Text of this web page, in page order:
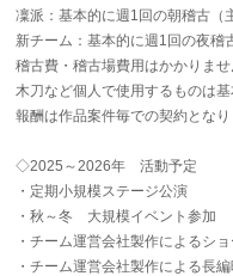
凜派：基本的に週1回の朝稽古（
新チーム：基本的に週1回の夜稽
稽古費・稽古場費用はかかりま
木刀など個人で使用するものは
報酬は作品案件毎での契約となり
◇2025～2026年 活動予定
・定期小規模ステージ公演
・秋～冬 大規模イベント参加
・チーム運営会社製作によるシ
・チーム運営会社製作による長